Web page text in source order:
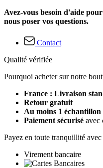
Avez-vous besoin d'aide
nous poser vos questions.
Contact
Qualité vérifiée
Pourquoi acheter sur notre
France : Livraison
Retour gratuit
Au moins 1
Paiement sécurisé avec
Payez en toute tranquillité avec
Virement bancaire